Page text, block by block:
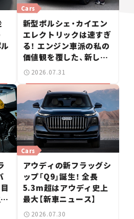
新型ポルシェ・カイエン
エレクトリックは速すぎ
る！ エンジン車派の私の
価値観を覆した、新しい
ポルシェの走り。
Cars
2026.07.31
アウディの新フラッグシ
ップ「Q9」誕生！ 全長
5.3m超はアウディ史上
最大【新車ニュース】
Cars
2026.07.30